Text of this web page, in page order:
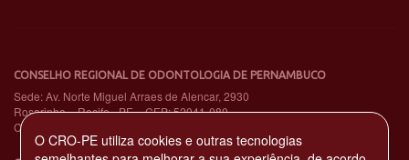
CONSELHO REGIONAL DE ODONTOLOGIA DE PERNAMBUCO
Sede: Av. Norte Miguel Arraes de Alencar, 2930
Rosarinho – Recife - PE – CEP: 52041-080
CNPJ: 11.735.263/0001-65
O CRO-PE utiliza cookies e outras tecnologias